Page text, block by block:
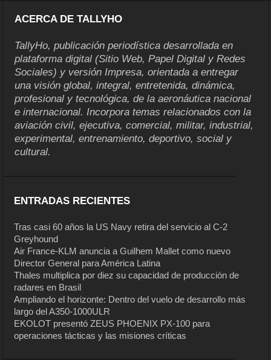
ACERCA DE TALLYHO
TallyHo, publicación periodística desarrollada en
plataforma digital (Sitio Web, Papel Digital y Redes
Sociales) y versión Impresa, orientada a entregar
una visión global, integral, entretenida, dinámica,
profesional y tecnológica, de la aeronáutica nacional
e internacional. Incorpora temas relacionados con la
aviación civil, ejecutiva, comercial, militar, industrial,
experimental, entrenamiento, deportivo, social y
cultural.
ENTRADAS RECIENTES
Tras casi 60 años la US Navy retira del servicio al C-2
Greyhound
Air France-KLM anuncia a Guilhem Mallet como nuevo
Director General para América Latina
Thales multiplica por diez su capacidad de producción de
radares en Brasil
Ampliando el horizonte: Dentro del vuelo de desarrollo más
largo del A350-1000ULR
EKOLOT presentó ZEUS PHOENIX PX-100 para
operaciones tácticas y las misiones críticas